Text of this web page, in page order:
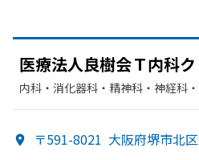
医療法人良樹会Ｔ内科
内科・​消化器科・​精神科・神経科
〒591-8021 大阪府堺市北